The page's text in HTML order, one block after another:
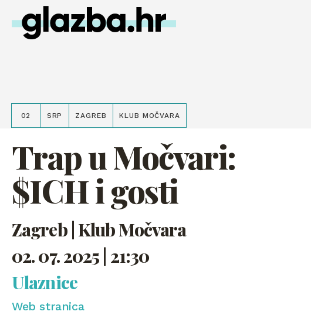
02 SRP ZAGREB KLUB MOČVARA
Trap u Močvari:
$ICH i gosti
Zagreb | Klub Močvara
02. 07. 2025 | 21:30
Ulaznice
Web stranica